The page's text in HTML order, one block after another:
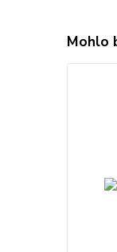
Mohlo